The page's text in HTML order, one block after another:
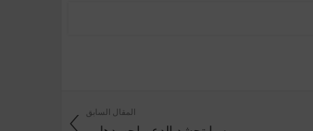
المقال السابق